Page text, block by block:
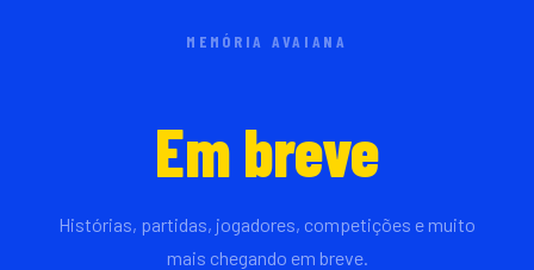
MEMÓRIA AVAIANA
Em breve
Histórias, partidas, jogadores, competições e muito
mais chegando em breve.